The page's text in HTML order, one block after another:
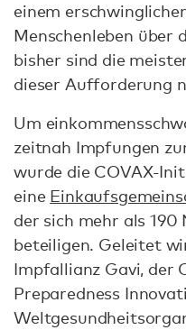
einem
Menschenleben über
bisher sind die
dieser Aufforderung
Um
zeitnah Impfungen
wurde die COVAX-
eine
der sich mehr als
beteiligen. Geleitet
Impfallianz Gavi, der
Preparedness